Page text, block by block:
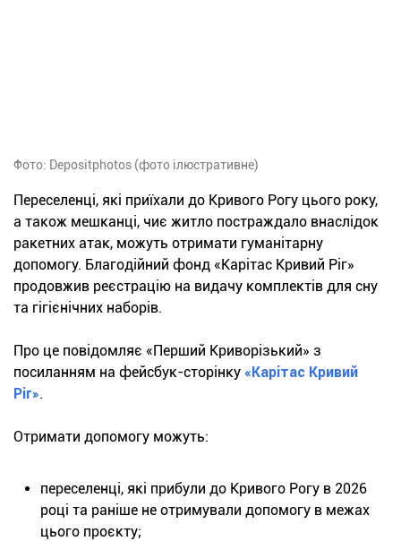
Фото: Depositphotos (фото ілюстративне)
Переселенці, які приїхали до Кривого Рогу цього року,
а також мешканці, чиє житло постраждало внаслідок
ракетних атак, можуть отримати гуманітарну
допомогу. Благодійний фонд «Карітас Кривий Ріг»
продовжив реєстрацію на видачу комплектів для сну
та гігієнічних наборів.
Про це повідомляє «Перший Криворізький» з
посиланням на фейсбук-сторінку «Карітас Кривий
Ріг».
Отримати допомогу можуть:
переселенці, які прибули до Кривого Рогу в 2026
році та раніше не отримували допомогу в межах
цього проєкту;